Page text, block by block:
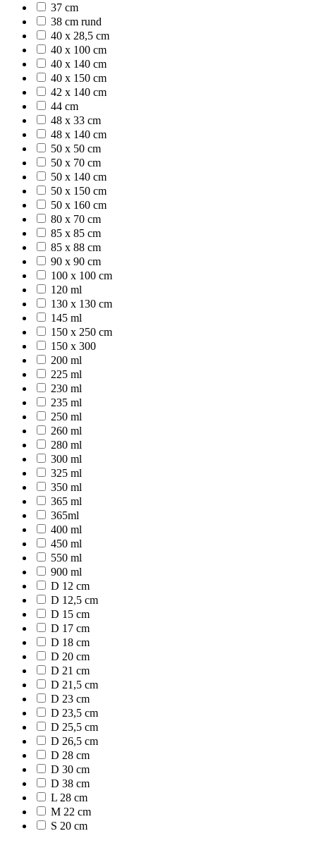
37 cm
38 cm rund
40 x 28,5 cm
40 x 100 cm
40 x 140 cm
40 x 150 cm
42 x 140 cm
44 cm
48 x 33 cm
48 x 140 cm
50 x 50 cm
50 x 70 cm
50 x 140 cm
50 x 150 cm
50 x 160 cm
80 x 70 cm
85 x 85 cm
85 x 88 cm
90 x 90 cm
100 x 100 cm
120 ml
130 x 130 cm
145 ml
150 x 250 cm
150 x 300
200 ml
225 ml
230 ml
235 ml
250 ml
260 ml
280 ml
300 ml
325 ml
350 ml
365 ml
365ml
400 ml
450 ml
550 ml
900 ml
D 12 cm
D 12,5 cm
D 15 cm
D 17 cm
D 18 cm
D 20 cm
D 21 cm
D 21,5 cm
D 23 cm
D 23,5 cm
D 25,5 cm
D 26,5 cm
D 28 cm
D 30 cm
D 38 cm
L 28 cm
M 22 cm
S 20 cm